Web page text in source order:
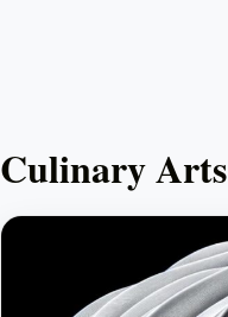
Culinary Arts